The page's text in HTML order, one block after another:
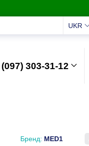
UKR
303-31-12
Бренд: MED1